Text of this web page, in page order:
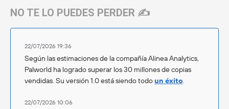
NO TE LO PUEDES PERDER ✍️
22/07/2026 19:36
Según las estimaciones de la compañía Alinea Analytics,
Palworld ha logrado superar los 30 millones de copias
vendidas. Su versión 1.0 está siendo todoun éxito.
22/07/2026 10:06